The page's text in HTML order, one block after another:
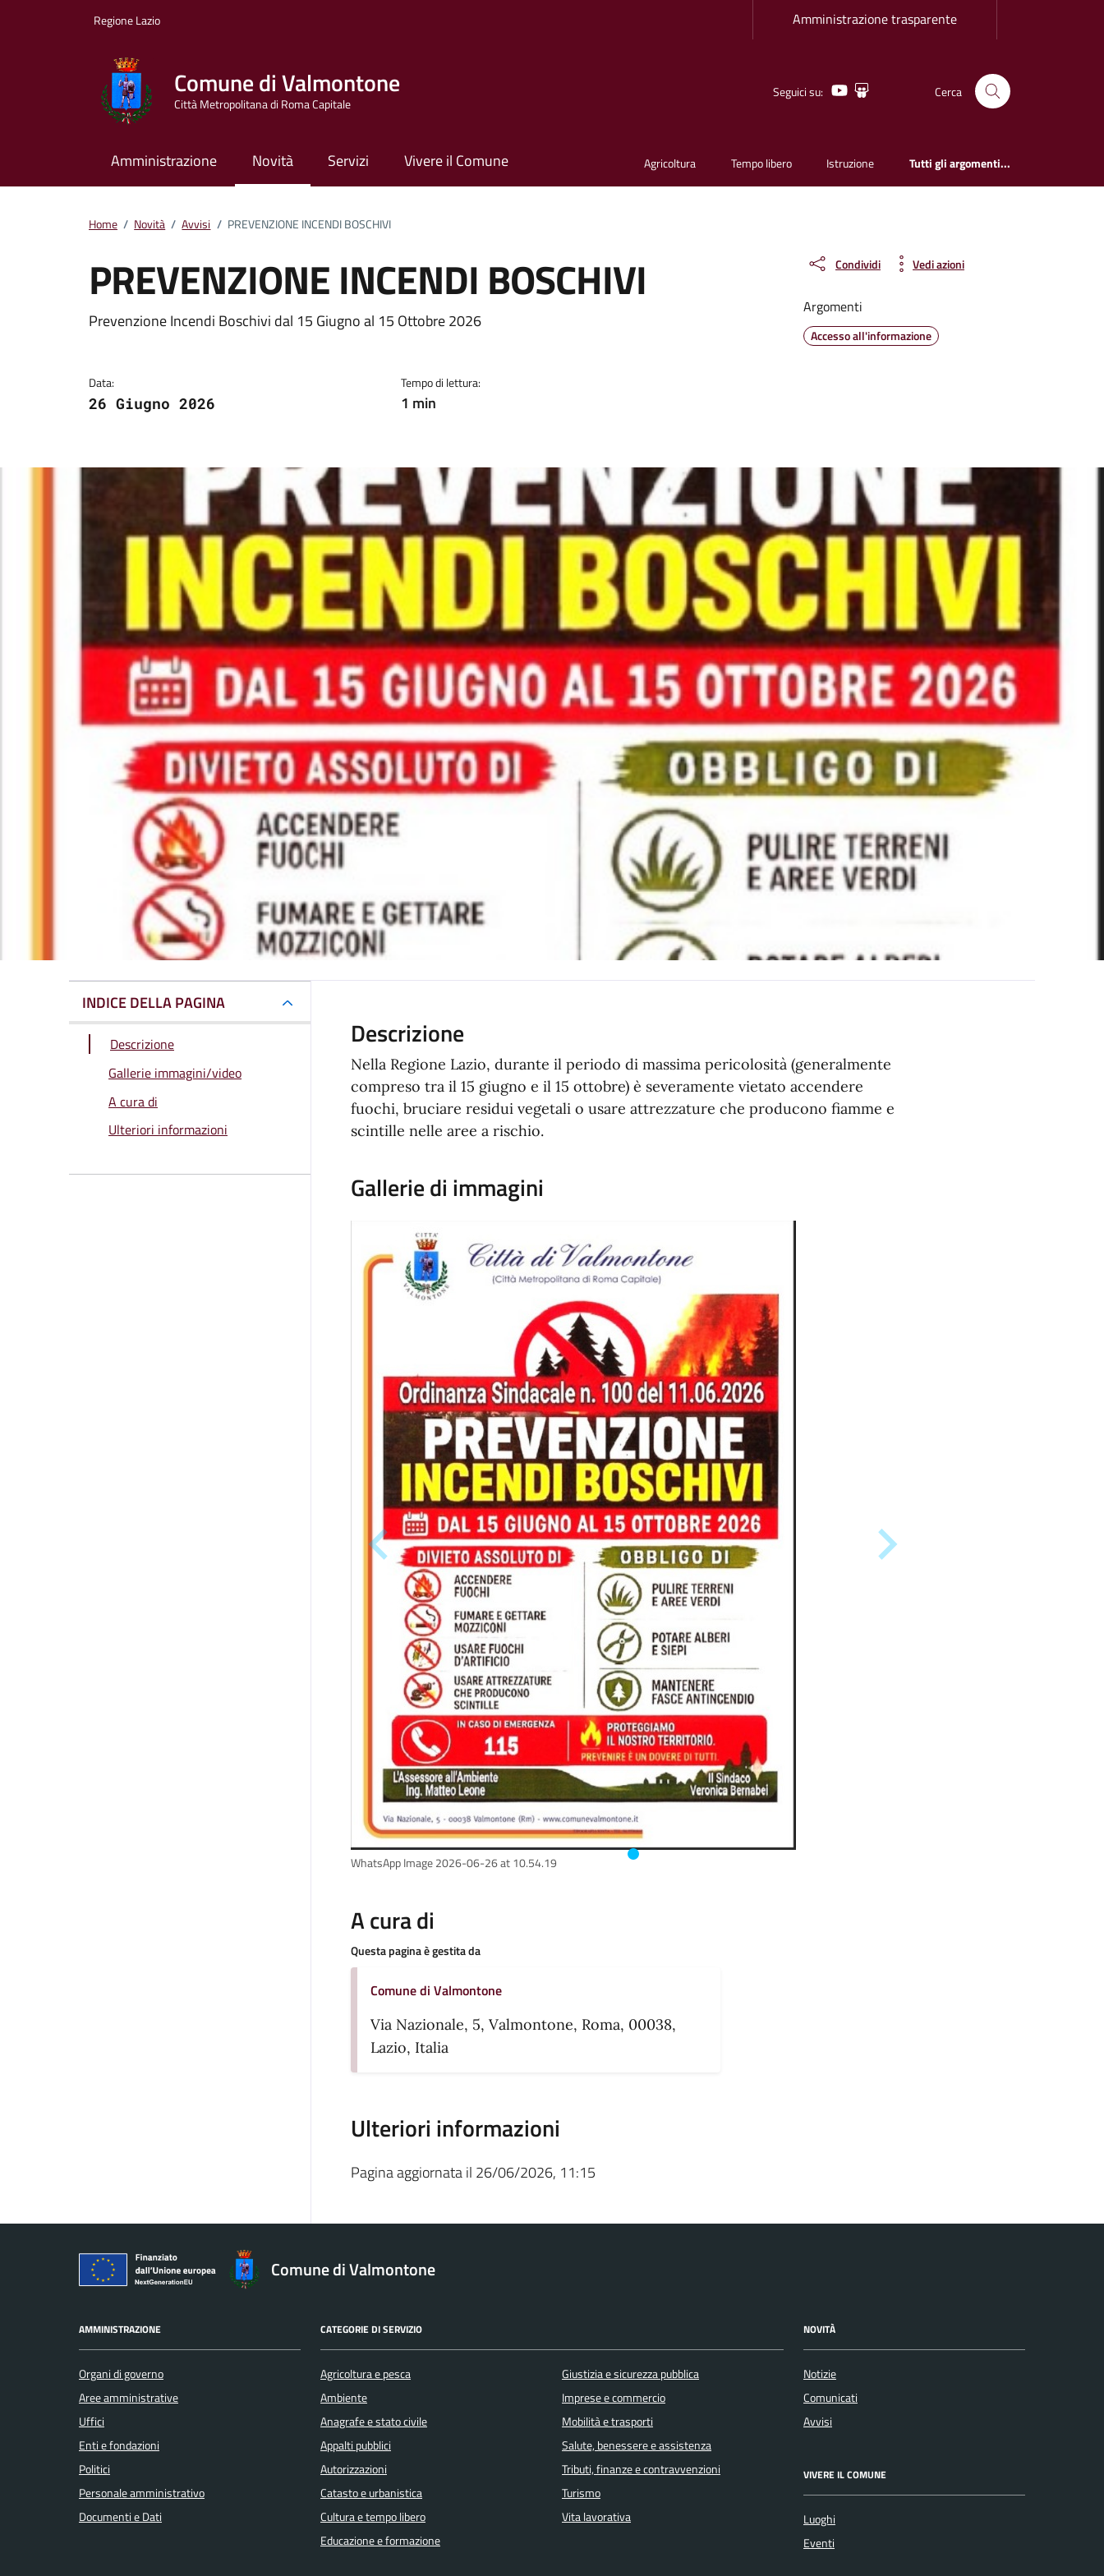
Regione Lazio Amministrazione trasparente
Comune di Valmontone
Città Metropolitana di Roma Capitale
Seguici su: YoutubeSlideshare Cerca
Amministrazione Novità Servizi Vivere il Comune Agricoltura Tempo libero Istruzione Tutti gli argomenti...
Home / Novità / Avvisi / PREVENZIONE INCENDI BOSCHIVI
PREVENZIONE INCENDI BOSCHIVI
Dettagli della notizia
Prevenzione Incendi Boschivi dal 15 Giugno al 15 Ottobre 2026
Data:
26 Giugno 2026
Tempo di lettura:
1 min
Condividi Vedi azioni
Argomenti
Accesso all'informazione
INDICE DELLA PAGINA
Descrizione
Gallerie immagini/video
A cura di
Ulteriori informazioni
Descrizione
Nella Regione Lazio, durante il periodo di massima pericolosità (generalmente
compreso tra il 15 giugno e il 15 ottobre) è severamente vietato accendere
fuochi, bruciare residui vegetali o usare attrezzature che producono fiamme e
scintille nelle aree a rischio.
Gallerie di immagini
WhatsApp Image 2026-06-26 at 10.54.19
A cura di
Questa pagina è gestita da
Comune di Valmontone
Via Nazionale, 5, Valmontone, Roma, 00038,
Lazio, Italia
Ulteriori informazioni
Pagina aggiornata il 26/06/2026, 11:15
Comune di Valmontone
AMMINISTRAZIONE
Organi di governo
Aree amministrative
Uffici
Enti e fondazioni
Politici
Personale amministrativo
Documenti e Dati
CATEGORIE DI SERVIZIO
Agricoltura e pesca
Ambiente
Anagrafe e stato civile
Appalti pubblici
Autorizzazioni
Catasto e urbanistica
Cultura e tempo libero
Educazione e formazione
Giustizia e sicurezza pubblica
Imprese e commercio
Mobilità e trasporti
Salute, benessere e assistenza
Tributi, finanze e contravvenzioni
Turismo
Vita lavorativa
NOVITÀ
Notizie
Comunicati
Avvisi
VIVERE IL COMUNE
Luoghi
Eventi